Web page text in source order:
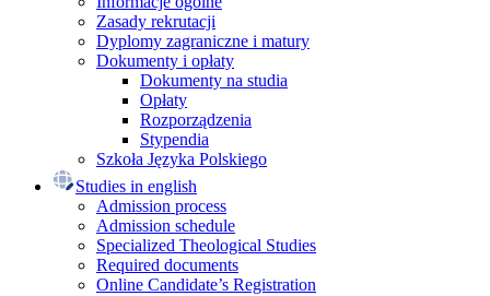
Zasady rekrutacji
Dyplomy zagraniczne i matury
Dokumenty i opłaty
Dokumenty na studia
Opłaty
Rozporządzenia
Stypendia
Szkoła Języka Polskiego
Studies in english
Admission process
Admission schedule
Specialized Theological Studies
Required documents
Online Candidate’s Registration